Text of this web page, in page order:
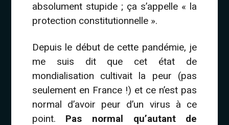
absolument stupide ; ça s’appelle « la
protection constitutionnelle ».
Depuis le début de cette pandémie, je
me suis dit que cet état de
mondialisation cultivait la peur (pas
seulement en France !) et ce n’est pas
normal d’avoir peur d’un virus à ce
point. Pas normal qu’autant de